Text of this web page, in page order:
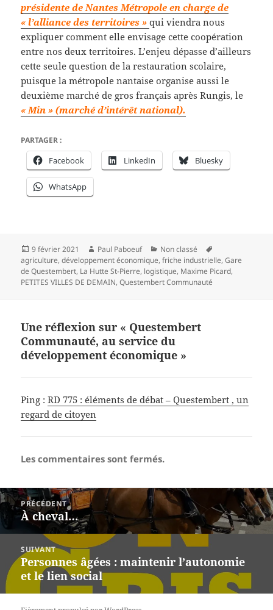
présidente de Nantes Métropole en charge de
« l’alliance des territoires »qui viendra nous
expliquer comment elle envisage cette coopération
entre nos deux territoires. L’enjeu dépasse d’ailleurs
cette seule question de la restauration scolaire,
puisque la métropole nantaise organise aussi le
deuxième marché de gros français après Rungis, le
« Min » (marché d’intérêt national).
PARTAGER :
Facebook LinkedIn Bluesky
WhatsApp
Publié
le
9 février 2021 Auteur
Paul Paboeuf Catégories
Non classé
clés
agriculture,développement économique,friche industrielle,Gare
de Questembert, La Hutte St-Pierre, logistique, Maxime Picard,
PETITES VILLES DE DEMAIN,Questembert Communauté
Une réflexion sur « Questembert
Communauté, au service du
développement économique »
Ping :RD 775 : éléments de débat – Questembert , un
regard de citoyen
Les commentaires sont fermés.
Navigation
de
l’article
PRÉCÉDENT
Article
précédent :
À cheval…
SUIVANT
Article
suivant :
Personnes âgées : maintenir l’autonomie
et le lien social